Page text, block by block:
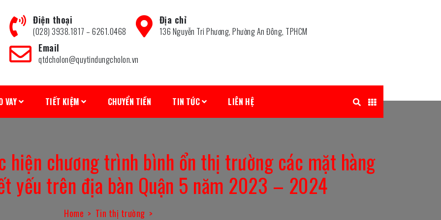
Điện thoại
(028) 3938.1817 – 6261.0468
Địa chỉ
136 Nguyễn Tri Phương, Phường An Đông, TPHCM
Email
qtdcholon@quytindungcholon.vn
VAY TIẾT KIỆM CHUYỂN TIỀN TIN TỨC LIÊN HỆ
hiện chương trình bình ổn thị trường các mặt hàng
yếu trên địa bàn Quận 5 năm 2023 – 2024
Home
Tin thị trường